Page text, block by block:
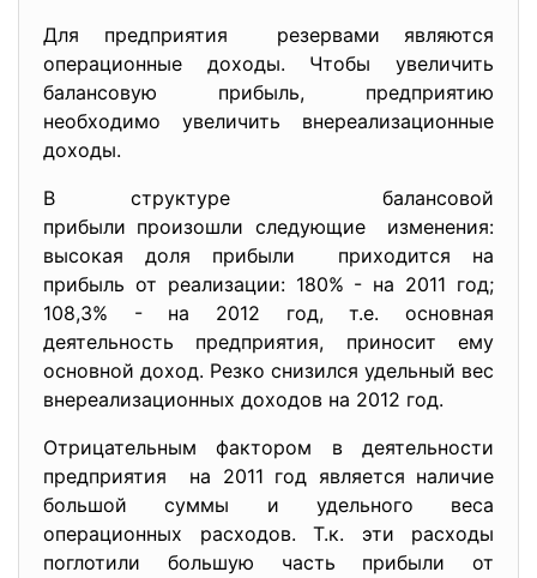
Для предприятия резервами являются
операционные доходы. Чтобы увеличить
балансовую прибыль, предприятию
необходимо увеличить внереализационные
доходы.
В структуре балансовой
прибыли произошли следующие изменения:
высокая доля прибыли приходится на
прибыль от реализации: 180% - на 2011 год;
108,3% - на 2012 год, т.е. основная
деятельность предприятия, приносит ему
основной доход. Резко снизился удельный вес
внереализационных доходов на 2012 год.
Отрицательным фактором в деятельности
предприятия на 2011 год является наличие
большой суммы и удельного веса
операционных расходов. Т.к. эти расходы
поглотили большую часть прибыли от